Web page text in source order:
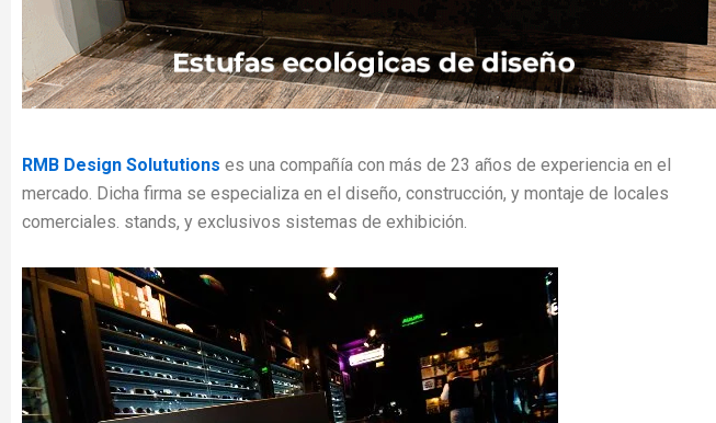
RMB Design Solututions es una compañía con más de 23 años de experiencia en el
mercado. Dicha firma se especializa en el diseño, construcción, y montaje de locales
comerciales. stands, y exclusivos sistemas de exhibición.